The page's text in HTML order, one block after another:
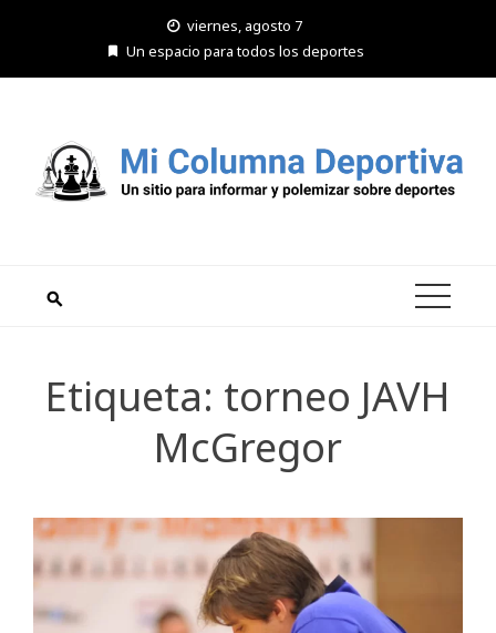
viernes, agosto 7
Un espacio para todos los deportes
Etiqueta: torneo JAVH
McGregor